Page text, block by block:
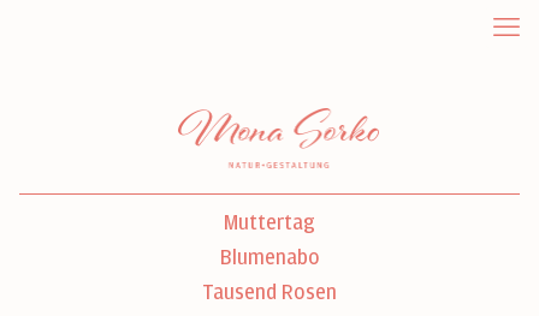
Muttertag
Blumenabo
Tausend Rosen